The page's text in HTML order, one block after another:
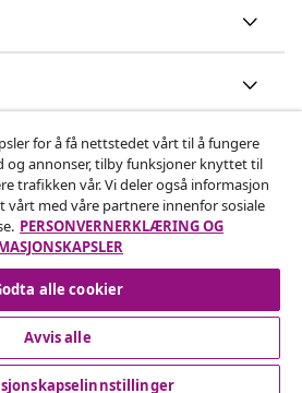
er et nettsted av vidaXL
for å få nettstedet vårt til å fungere
og annonser, tilby funksjoner knyttet til
trafikken vår. Vi deler også informasjon
med våre partnere innenfor sosiale
PERSONVERNERKLÆRING OG
alle cookier
Avvis alle